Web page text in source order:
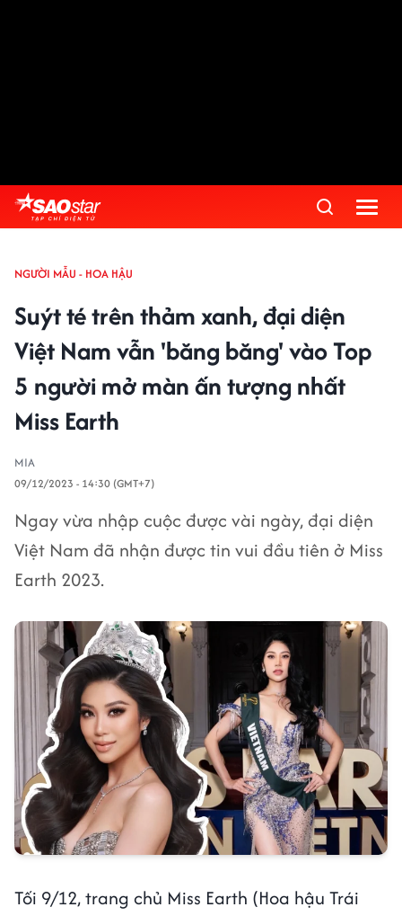
NGƯỜI MẪU - HOA HẬU
Suýt té trên thảm xanh, đại diện
Việt Nam vẫn 'băng băng' vào Top
5 người mở màn ấn tượng nhất
Miss Earth
MIA
09/12/2023 - 14:30 (GMT+7)
Ngay vừa nhập cuộc được vài ngày, đại diện
Việt Nam đã nhận được tin vui đầu tiên ở Miss
Earth 2023.
Tối 9/12, trang chủ Miss Earth (Hoa hậu Trái